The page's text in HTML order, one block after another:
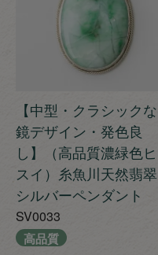
【中型・クラシックな
鏡デザイン・発色良
し】（高品質濃緑色ヒ
スイ）糸魚川天然翡翠
シルバーペンダント
SV0033
高品質